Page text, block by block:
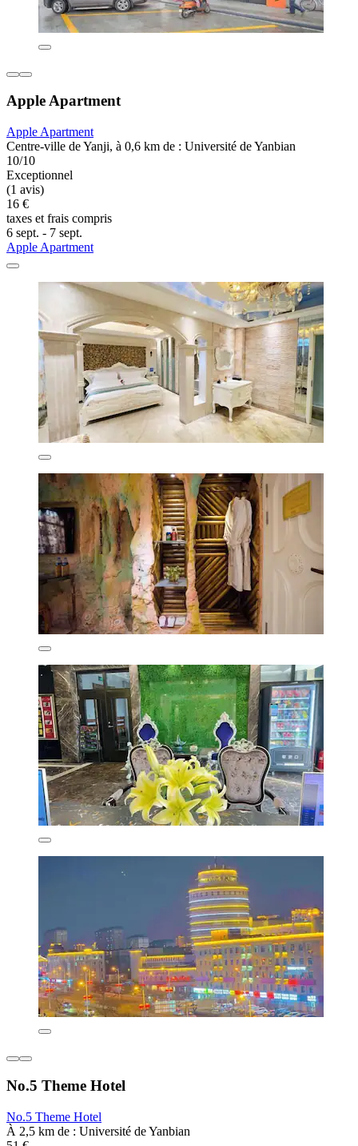
Apple Apartment
Apple Apartment
Centre-ville de Yanji, à 0,6 km de : Université de Yanbian
10/10
Exceptionnel
(1 avis)
16 €
taxes et frais compris
6 sept. - 7 sept.
Apple Apartment
No.5 Theme Hotel
No.5 Theme Hotel
À 2,5 km de : Université de Yanbian